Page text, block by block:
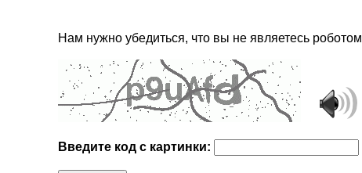
Нам нужно убедиться, что вы не являетесь роботом
Введите код с картинки: